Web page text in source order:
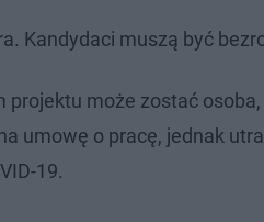
Kandydaci muszą być
projektu może zostać osoba,
umowę o pracę, jednak
19.